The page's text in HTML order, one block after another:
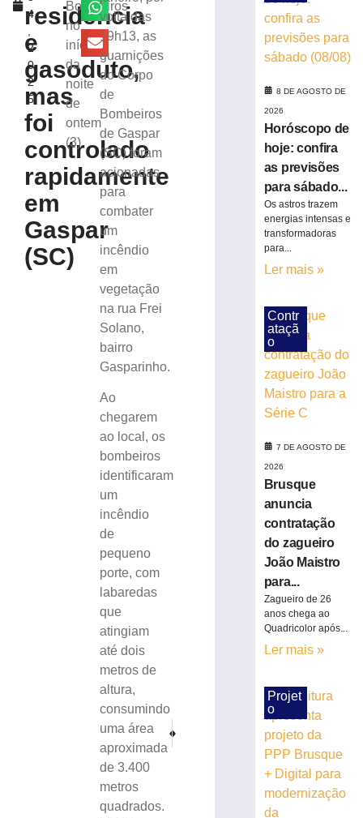
4
2
0
2
5
residência
e
gasoduto,
mas
foi
controlado
rapidamente
em
Gaspar
(SC)
Bombeiros
no
início
da
noite
de
ontem
(3)
volta das
19h13, as
guarnições
do Corpo
de
Bombeiros
de Gaspar
(SC) foram
acionadas
para
combater
um
incêndio
em
vegetação
na rua Frei
Solano,
bairro
Gasparinho.
Ao
chegarem
ao local, os
bombeiros
identificaram
um
incêndio
de
pequeno
porte, com
labaredas
que
atingiam
até dois
metros de
altura,
consumindo
uma área
aproximada
de 3.400
metros
quadrados.
Chuvas de meteoro e eclipses: confira o
Procurado por roubo no Amazonas é detido em
dois
cães
agosto
Duas
pessoas
suspeita
tráfico
drogas
agosto
Homem
matou
mulher
ocultou
cadáver
condenado
anos
8 DE AGOSTO DE
2026
Horóscopo de
hoje: confira
as previsões
para sábado...
Os astros trazem
energias intensas e
transformadoras
para...
Ler mais »
Contr
ataçã
o
7 DE AGOSTO DE
2026
Brusque
anuncia
contratação
do zagueiro
João Maistro
para...
Zagueiro de 26
anos chega ao
Quadricolor após...
Ler mais »
Projet
o